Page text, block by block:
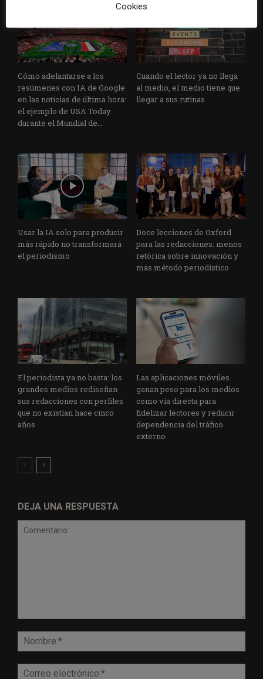
Cómo adelantarse a los
resúmenes con IA de Google
en las noticias de última hora:
el ejemplo de USA Today
durante el Mundial de...
Cuando el lector ya no llega
al medio, el medio tiene que
llegar a sus rutinas
Usar la IA solo para producir
más rápido no transformará
el periodismo
Doce lecciones de Oxford
para las redacciones: menos
retórica sobre innovación y
más método periodístico
El periodista ya no basta: los
grandes medios rediseñan
sus redacciones con perfiles
que no existían hace cinco
años
Las aplicaciones móviles
ganan peso para los medios
como vía directa para
fidelizar lectores y reducir
dependencia del tráfico
externo
DEJA UNA RESPUESTA
Cookies